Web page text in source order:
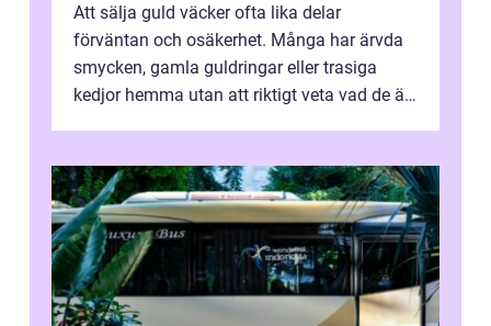
Att sälja guld väcker ofta lika delar
förväntan och osäkerhet. Många har ärvda
smycken, gamla guldringar eller trasiga
kedjor hemma utan att riktigt veta vad de är